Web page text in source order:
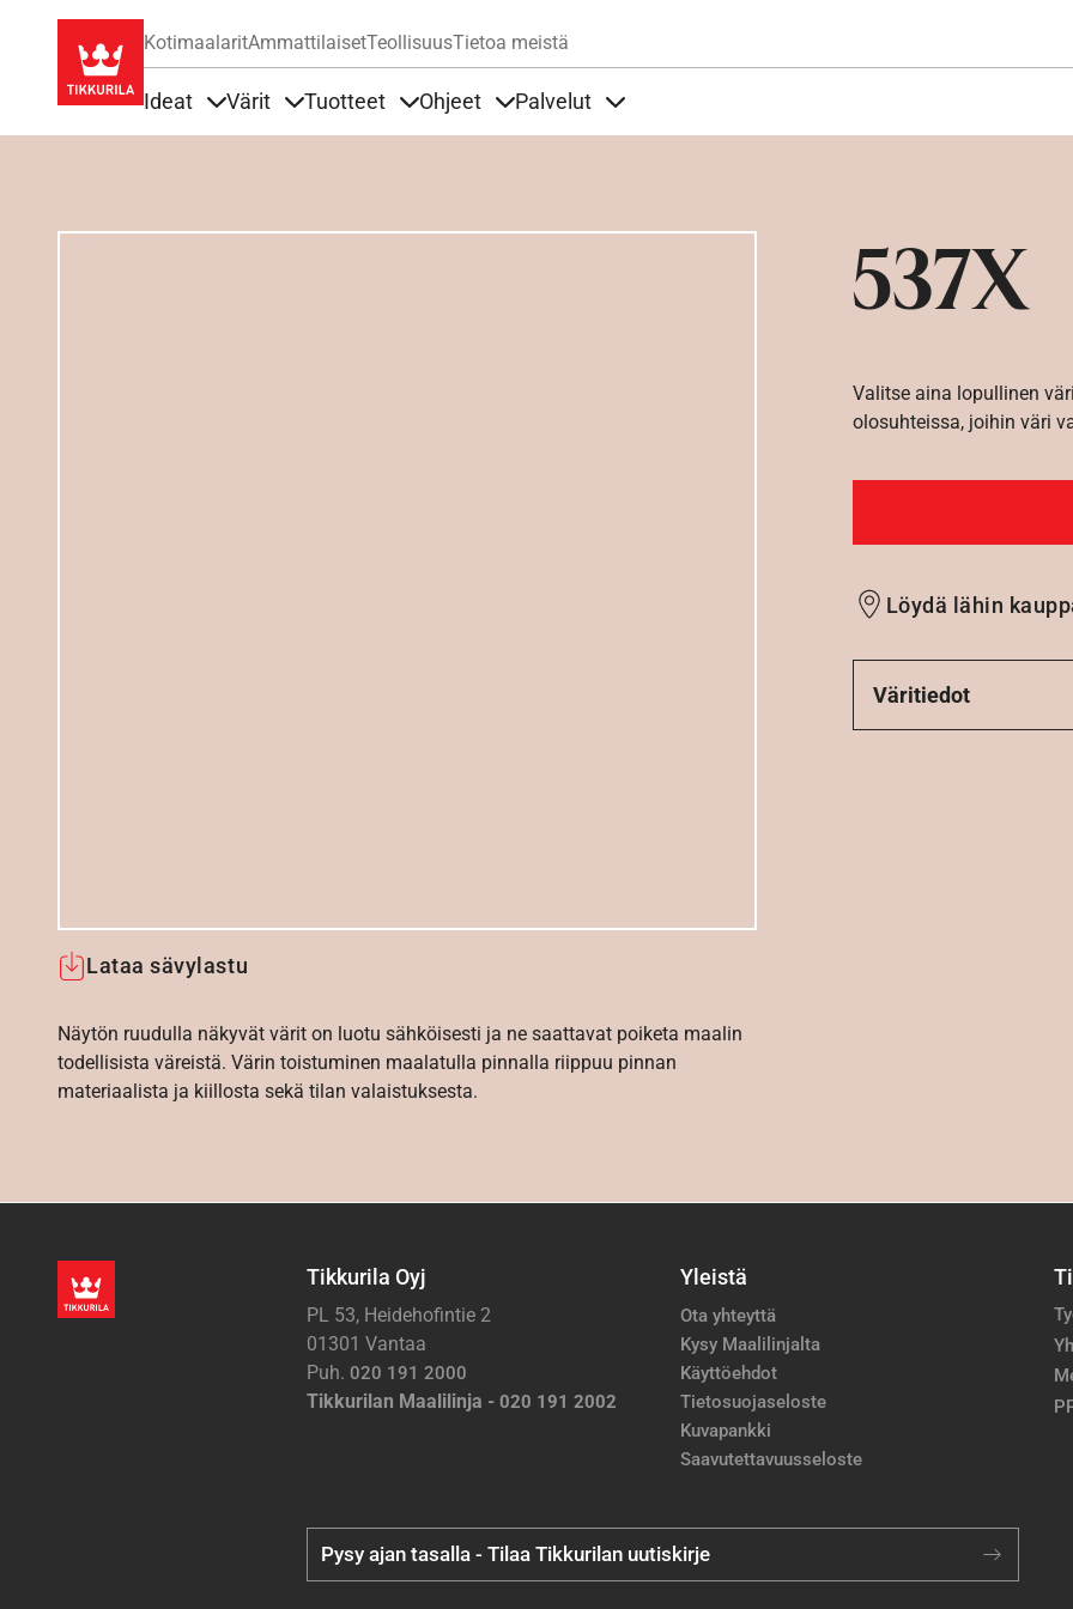
KotimaalaritAmmattilaisetTeollisuusTietoa meistä
Ideat Värit Tuotteet Ohjeet Palvelut
537X
Lataa sävylastu
Näytön ruudulla näkyvät värit on luotu sähköisesti ja ne saattavat poiketa maalin
todellisista väreistä. Värin toistuminen maalatulla pinnalla riippuu pinnan
materiaalista ja kiillosta sekä tilan valaistuksesta.
Valitse aina lopullinen
olosuhteissa, joihin väri
Löydä lähin
Väritiedot
Tikkurila Oyj
PL 53, Heidehofintie 2
01301 Vantaa
Puh. 020 191 2000
Tikkurilan Maalilinja - 020 191 2002
Yleistä
Ota yhteyttä
Kysy Maalilinjalta
Käyttöehdot
Tietosuojaseloste
Kuvapankki
Saavutettavuusseloste
Pysy ajan tasalla - Tilaa Tikkurilan uutiskirje